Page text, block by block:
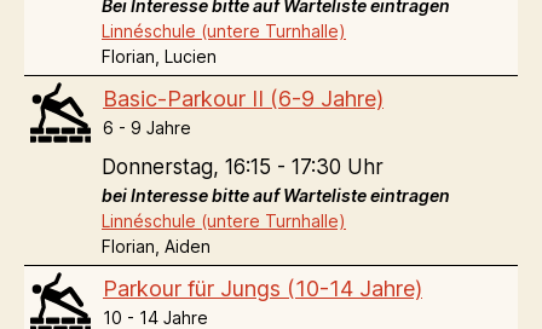
Bei Interesse bitte auf Warteliste eintragen
Linnéschule (untere Turnhalle)
Florian, Lucien
Basic-Parkour II (6-9 Jahre)
6 - 9 Jahre
Donnerstag, 16:15 - 17:30 Uhr
bei Interesse bitte auf Warteliste eintragen
Linnéschule (untere Turnhalle)
Florian, Aiden
Parkour für Jungs (10-14 Jahre)
10 - 14 Jahre